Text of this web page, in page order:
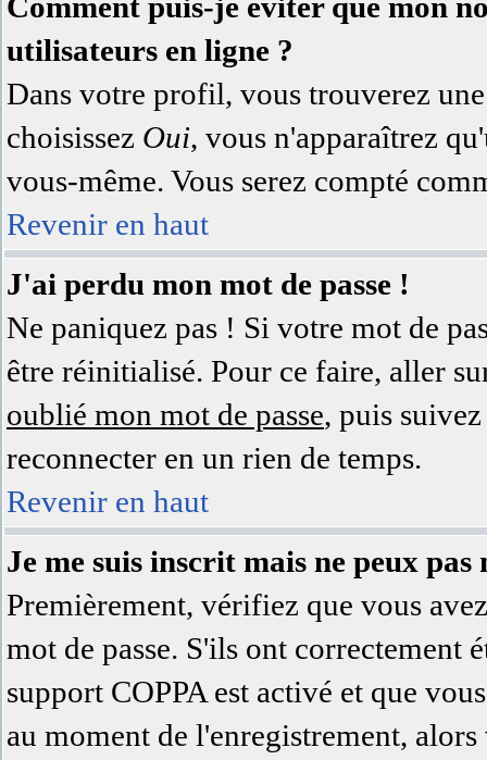
utilisateurs en ligne ?
Dans votre profil, vous trouverez
choisissez Oui, vous n'apparaîtrez
vous-même. Vous serez compté
Revenir en haut
J'ai perdu mon mot de passe !
Ne paniquez pas ! Si votre mot de
être réinitialisé. Pour ce faire, aller
oublié mon mot de passe, puis
reconnecter en un rien de temps.
Revenir en haut
Je me suis inscrit mais ne peux pas
Premièrement, vérifiez que vous
mot de passe. S'ils ont correctement
support COPPA est activé et que
au moment de l'enregistrement,